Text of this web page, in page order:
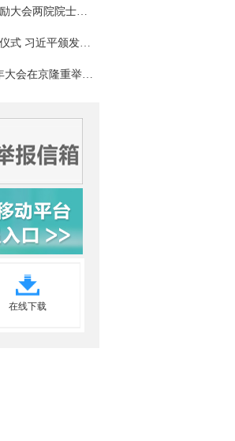
习近平出席国家科学技术奖励大会两院院士大会中国科协第十一次全国代表大会并发表重要讲话
中央军委举行晋升上将军衔仪式 习近平颁发命令状并向晋衔的军官表示祝贺
庆祝中国共产党成立105周年大会在京隆重举行 习近平发表重要讲话
在线下载